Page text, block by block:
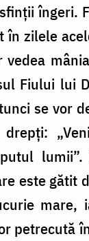
îngeri.
zilele
Fiului lui
se vor
este
mare,
petrecută